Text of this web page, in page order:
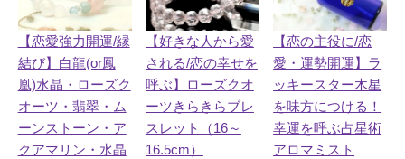
【恋愛強力開運/縁
結び】白龍(or鳳
凰)水晶・ローズク
オーツ・翡翠・ム
ーンストーン・ア
クアマリン・水晶
【好きな人から愛
される/恋の幸せを
呼ぶ】ローズクオ
ーツきらきらブレ
スレット（16～
16.5cm）
【恋の主役に/恋
愛・運勢開運】ラ
ッキースター木星
を味方につける！
幸運を呼ぶ占星術
アロマミスト